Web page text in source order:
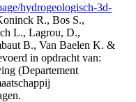
hydrogeologisch-3d-
R., Bos S.,
L., Lagrou, D.,
B., Van Baelen K. &
in opdracht van:
(Departement